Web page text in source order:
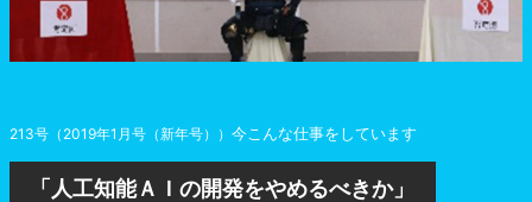
213号（2019年1月号（新年号）） 今こんな仕事をしています
「人工知能ＡＩの開発をやめるべきか」